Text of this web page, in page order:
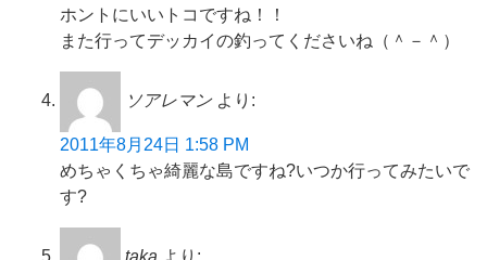
ホントにいいトコですね！！
また行ってデッカイの釣ってくださいね（＾－＾）
ソアレマン より:
2011年8月24日 1:58 PM
めちゃくちゃ綺麗な島ですね?いつか行ってみたいで
す?